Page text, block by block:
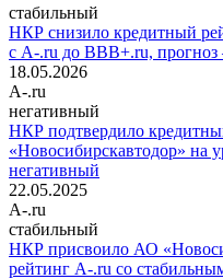
стабильный
НКР снизило кредитный
с A-.ru до BBB+.ru,
18.05.2026
A-.ru
негативный
НКР подтвердило
«Новосибирскавтодор» на
негативный
22.05.2025
A-.ru
стабильный
НКР присвоило АО
рейтинг A-.ru со